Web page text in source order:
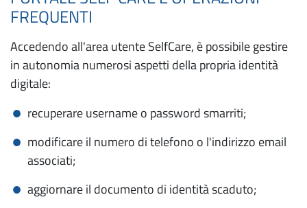
FREQUENTI
Accedendo all'area utente SelfCare, è possibile gestire
in autonomia numerosi aspetti della propria identità
digitale:
recuperare username o password smarriti;
modificare il numero di telefono o l'indirizzo email
associati;
aggiornare il documento di identità scaduto;